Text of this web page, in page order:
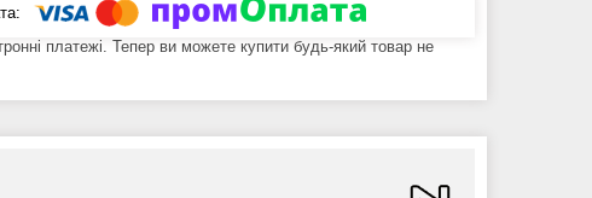
платежі. Тепер ви можете купити будь-який товар не